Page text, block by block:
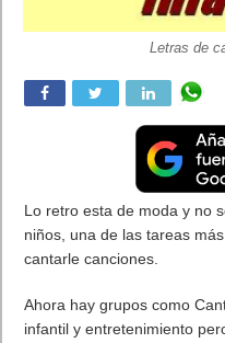
Letras de
Lo retro esta de moda y no
niños, una de las tareas
cantarle canciones.
Ahora hay grupos como
infantil y entretenimiento